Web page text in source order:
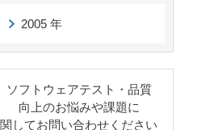
2005 年
ソフトウェアテスト・品質
向上のお悩みや課題に
関してお問い合わせください